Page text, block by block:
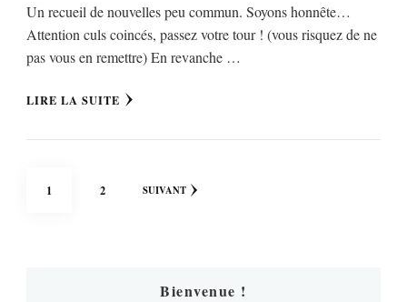
Un recueil de nouvelles peu commun. Soyons honnête…
Attention culs coincés, passez votre tour ! (vous risquez de ne
pas vous en remettre) En revanche …
LIRE LA SUITE
Pagination
PAGE
1 PAGE
2 SUIVANT
Bienvenue !